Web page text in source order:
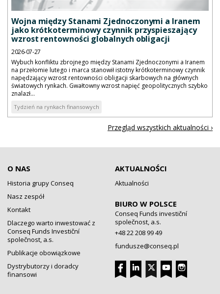
Wojna między Stanami Zjednoczonymi a Iranem
jako krótkoterminowy czynnik przyspieszający
wzrost rentowności globalnych obligacji
2026-07-27
Wybuch konfliktu zbrojnego między Stanami Zjednoczonymi a Iranem
na przełomie lutego i marca stanowił istotny krótkoterminowy czynnik
napędzający wzrost rentowności obligacji skarbowych na głównych
światowych rynkach. Gwałtowny wzrost napięć geopolitycznych szybko
znalazł...
Tydzień na rynkach finansowych
Przegląd wszystkich aktualności ›
O NAS
Historia grupy Conseq
Nasz zespół
Kontakt
Dlaczego warto inwestować z
Conseq Funds Investiční
společnost, a.s.
Publikacje obowiązkowe
Dystrybutorzy i doradcy
finansowi
AKTUALNOŚCI
Aktualności
BIURO W POLSCE
Conseq Funds investiční
společnost, a.s.
+48 22 208 99 49
fundusze@conseq.pl